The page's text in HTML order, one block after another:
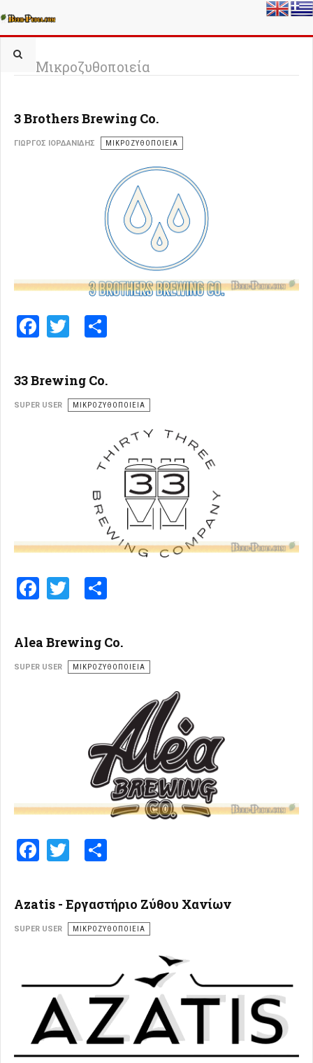
Μικροζυθοποιεία
3 Brothers Brewing Co.
ΓΙΏΡΓΟΣ ΙΟΡΔΑΝΊΔΗΣ ΜΙΚΡΟΖΥΘΟΠΟΙΕΊΑ
Facebook
Twitter
33 Brewing Co.
SUPER USER ΜΙΚΡΟΖΥΘΟΠΟΙΕΊΑ
Facebook
Twitter
Alea Brewing Co.
SUPER USER ΜΙΚΡΟΖΥΘΟΠΟΙΕΊΑ
Facebook
Twitter
Azatis - Εργαστήριο Ζύθου Χανίων
SUPER USER ΜΙΚΡΟΖΥΘΟΠΟΙΕΊΑ